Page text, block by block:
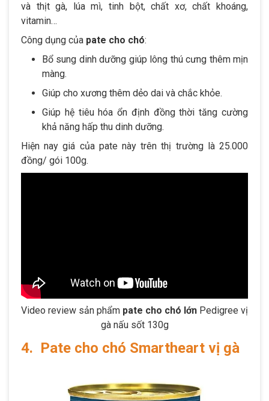
và thịt gà, lúa mì, tinh bột, chất xơ, chất khoáng,
vitamin…
Công dụng của pate cho chó:
Bổ sung dinh dưỡng giúp lông thú cưng thêm mịn
màng.
Giúp cho xương thêm dẻo dai và chắc khỏe.
Giúp hệ tiêu hóa ổn định đồng thời tăng cường
khả năng hấp thu dinh dưỡng.
Hiện nay giá của pate này trên thị trường là 25.000
đồng/ gói 100g.
Video review sản phẩm pate cho chó lớn Pedigree vị
gà nấu sốt 130g
4. Pate cho chó Smartheart vị gà